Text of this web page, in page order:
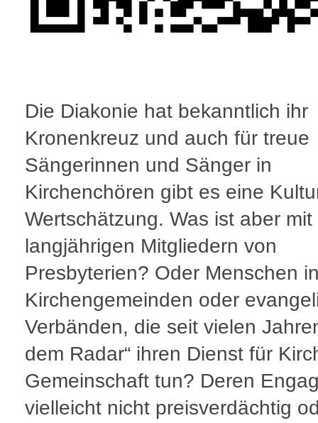
Die Diakonie hat bekanntlich ihr
Kronenkreuz und auch für treue
Sängerinnen und Sänger in
Kirchenchören gibt es eine
Wertschätzung. Was ist aber mit
langjährigen Mitgliedern von
Presbyterien? Oder Menschen
Kirchengemeinden oder
Verbänden, die seit vielen
dem Radar“ ihren Dienst für
Gemeinschaft tun? Deren
vielleicht nicht preisverdächtig